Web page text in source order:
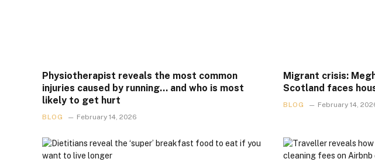
Physiotherapist reveals the most common
injuries caused by running… and who is most
likely to get hurt
BLOG February 14, 2026
Migrant crisis:
Scotland faces
BLOG February 14,